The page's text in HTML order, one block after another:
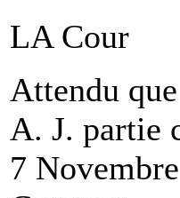
LA Cour
Attendu
A. J. partie
7